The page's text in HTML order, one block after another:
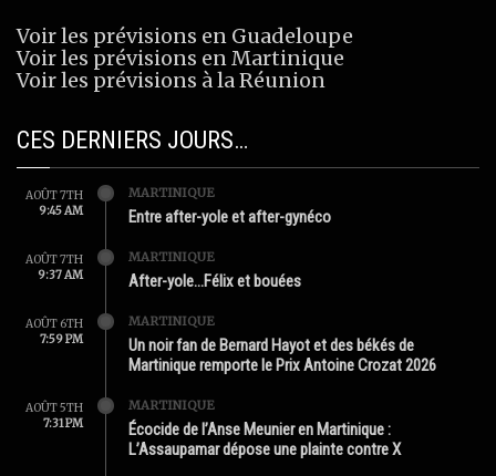
Voir les prévisions en Guadeloupe
Voir les prévisions en Martinique
Voir les prévisions à la Réunion
CES DERNIERS JOURS…
AOÛT 7TH
9:45 AM
MARTINIQUE
Entre after-yole et after-gynéco
AOÛT 7TH
9:37 AM
MARTINIQUE
After-yole…Félix et bouées
AOÛT 6TH
7:59 PM
MARTINIQUE
Un noir fan de Bernard Hayot et des békés de
Martinique remporte le Prix Antoine Crozat 2026
AOÛT 5TH
7:31 PM
MARTINIQUE
Écocide de l’Anse Meunier en Martinique :
L’Assaupamar dépose une plainte contre X